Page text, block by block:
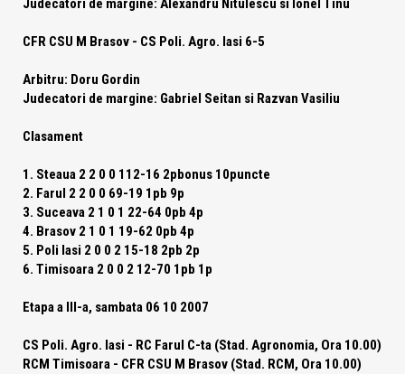
Judecatori de margine: Alexandru Nitulescu si Ionel Tinu
CFR CSU M Brasov - CS Poli. Agro. Iasi 6-5
Arbitru: Doru Gordin
Judecatori de margine: Gabriel Seitan si Razvan Vasiliu
Clasament
1. Steaua 2 2 0 0 112-16 2pbonus 10puncte
2. Farul 2 2 0 0 69-19 1pb 9p
3. Suceava 2 1 0 1 22-64 0pb 4p
4. Brasov 2 1 0 1 19-62 0pb 4p
5. Poli Iasi 2 0 0 2 15-18 2pb 2p
6. Timisoara 2 0 0 2 12-70 1pb 1p
Etapa a III-a, sambata 06 10 2007
CS Poli. Agro. Iasi - RC Farul C-ta (Stad. Agronomia, Ora 10.00)
RCM Timisoara - CFR CSU M Brasov (Stad. RCM, Ora 10.00)